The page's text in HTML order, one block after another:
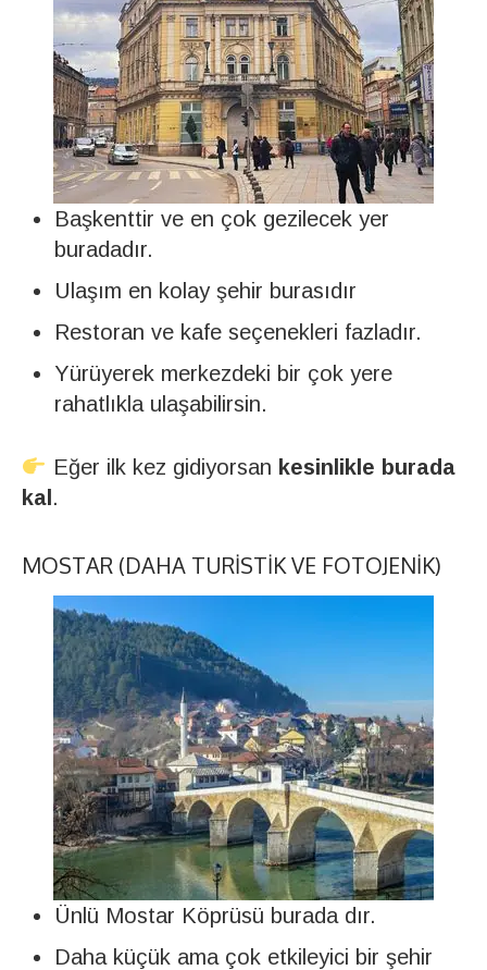
Başkenttir ve en çok gezilecek yer
buradadır.
Ulaşım en kolay şehir burasıdır
Restoran ve kafe seçenekleri fazladır.
Yürüyerek merkezdeki bir çok yere
rahatlıkla ulaşabilirsin.
Eğer ilk kez gidiyorsan kesinlikle burada
kal .
MOSTAR (DAHA TURISTIK VE FOTOJENIK)
Ünlü Mostar Köprüsü burada dır.
Daha küçük ama çok etkileyici bir şehir